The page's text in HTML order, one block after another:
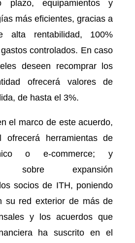
plazo, equipamientos y
más eficientes, gracias a
alta rentabilidad, 100%
controlados. En caso
deseen recomprar los
ofrecerá valores de
de hasta el 3%.
el marco de este acuerdo,
ofrecerá herramientas de
o e-commerce; y
sobre expansión
socios de ITH, poniendo
su red exterior de más de
y los acuerdos que
ha suscrito en el